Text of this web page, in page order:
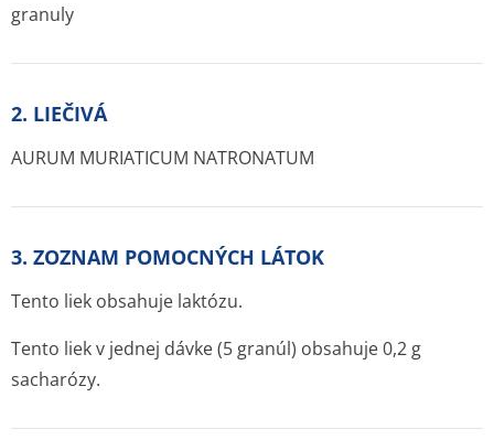
granuly
2. LIEČIVÁ
AURUM MURIATICUM NATRONATUM
3. ZOZNAM POMOCNÝCH LÁTOK
Tento liek obsahuje laktózu.
Tento liek v jednej dávke (5 granúl) obsahuje 0,2 g
sacharózy.